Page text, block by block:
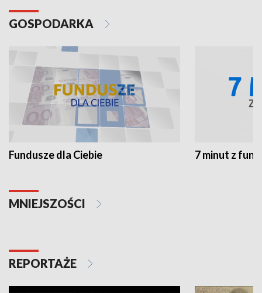
GOSPODARKA
Fundusze dla Ciebie 7 minut z
MNIEJSZOŚCI
REPORTAŻE